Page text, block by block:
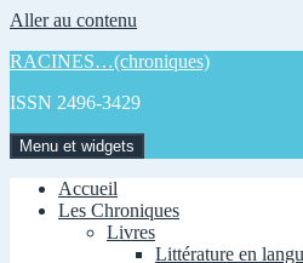
Aller au contenu
RACINES…(chroniques)
ISSN 2496-3429
Menu et widgets
Accueil
Les Chroniques
Livres
Littérature en